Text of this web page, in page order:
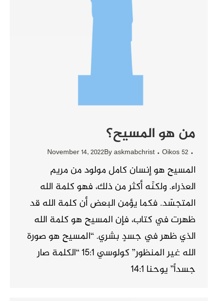
من هو المسيح؟
Oikos 52
Byaskmabchrist
November 14, 2022
المسيح هو إنسان كامل مولود من مريم
العذراء. ولكنّه أكثر من ذلك، فهو كلمة الله
المتجسّد. فكما يؤمن البعض أن كلمة الله قد
ظهرت في كتاب، فإن المسيح هو كلمة الله
الذي ظهر في جسدٍ بشري. “المسيح هو صورة
الله غير المنظور” كولوسي 15:1 “الكلمة صار
جسداً” يوحنا 14:1